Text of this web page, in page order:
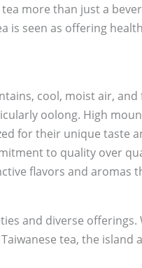
more than just a
is seen as offering
cool, moist air,
oolong. High
for their unique taste
to quality over
flavors and aromas
and diverse
tea, the island